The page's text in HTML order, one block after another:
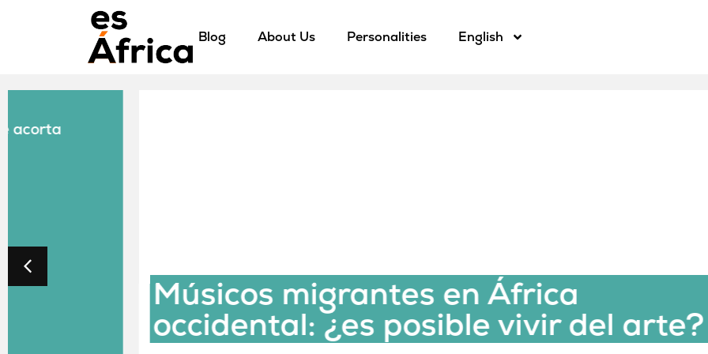
Blog About Us Personalities English
Músicos migrantes en África
occidental: ¿es posible vivir del arte?
Músicos
occidental: